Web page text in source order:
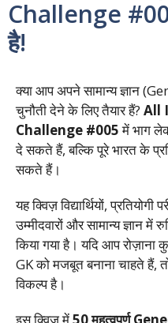
Challenge
है!
क्या आप अपने सामान्य ज्ञान
चुनौती देने के लिए तैयार हैं? All
Challenge #005में भाग
दे सकते हैं, बल्कि पूरे भारत के
सकते हैं।
यह क्विज़ विद्यार्थियों,
उम्मीदवारों और सामान्य ज्ञान
किया गया है। यदि आप
GK को मजबूत बनाना चाहते हैं,
विकल्प है।
इस क्विज़ में50 महत्वपूर्ण